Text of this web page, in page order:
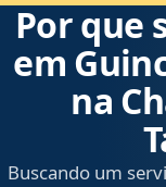
Por que
em
na
Buscando um